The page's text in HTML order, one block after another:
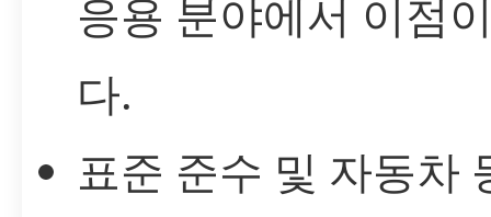
응용 분야에서 이점
다.
표준 준수 및 자동차